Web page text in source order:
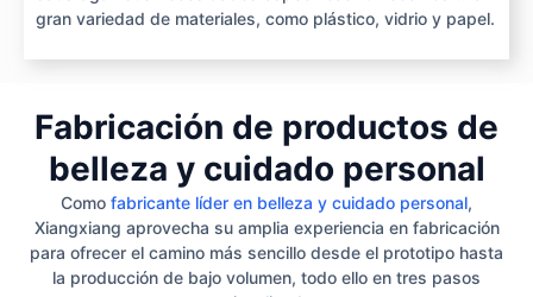
gran variedad de materiales, como plástico, vidrio y papel.
Fabricación de productos de
belleza y cuidado personal
Como fabricante líder en belleza y cuidado personal,
Xiangxiang aprovecha su amplia experiencia en fabricación
para ofrecer el camino más sencillo desde el prototipo hasta
la producción de bajo volumen, todo ello en tres pasos